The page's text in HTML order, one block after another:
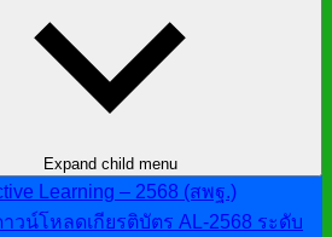
Expand child menu
Learning – 2568 (สพฐ.)
วน์โหลดเกียรติบัตร AL-2568 ระดับ